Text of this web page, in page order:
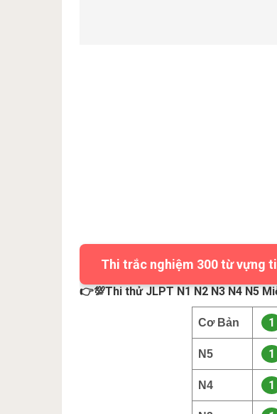
Thi trắc nghiệm 300 từ vựng
👉💯Thi thử JLPT N1 N2 N3 N4 N5
Cơ Bản 1
N5 1
N4 1